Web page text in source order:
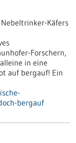
Käfers
Forschern,
in eine
auf bergauf! Ein
bergauf